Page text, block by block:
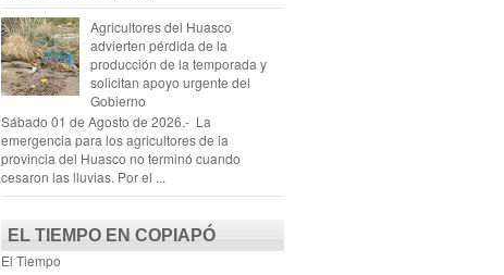
Agricultores del Huasco
advierten pérdida de la
producción de la temporada y
solicitan apoyo urgente del
Gobierno
Sábado 01 de Agosto de 2026.- La
emergencia para los agricultores de la
provincia del Huasco no terminó cuando
cesaron las lluvias. Por el ...
EL TIEMPO EN COPIAPÓ
El Tiempo